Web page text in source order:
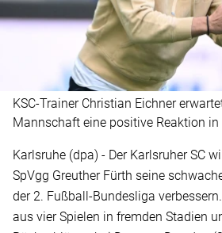
KSC-Trainer Christian Eichner
Mannschaft eine positive Reaktion in
Karlsruhe (dpa) - Der Karlsruher SC
SpVgg Greuther Fürth seine
der 2. Fußball-Bundesliga
aus vier Spielen in fremden Stadien